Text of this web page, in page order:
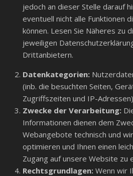
jedoch an dieser Stelle darauf
eventuell nicht alle Funktionen
können. Lesen Sie Näheres zu
jeweiligen
Drittanbietern.
Datenkategorien:
(inb. die besuchten Seiten,
Zugriffszeiten und IP-
Zwecke der Verarbeitung:
Informationen dienen dem
Webangebote technisch und
optimieren und Ihnen einen
Zugang auf unsere Website zu
Rechtsgrundlagen: Wenn wir